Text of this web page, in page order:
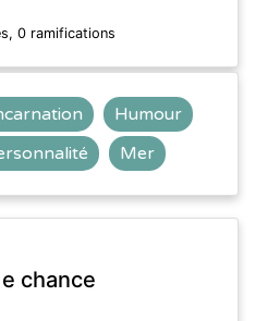
0 ramifications
Humour
Mer
chance